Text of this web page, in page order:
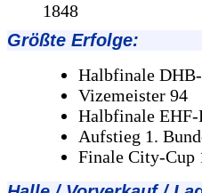
1848
Größte Erfolge:
Halbfinale
Vizemeister 94
Halbfinale EHF-
Aufstieg 1.
Finale City-Cup